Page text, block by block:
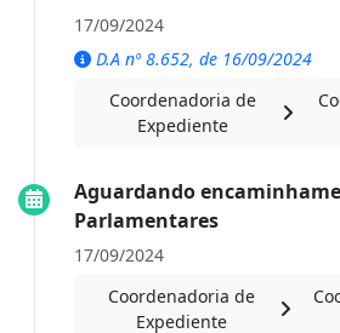
17/09/2024
D.A nº 8.652, de 16/09/2024
Coordenadoria de
Expediente
Aguardando
Parlamentares
17/09/2024
Coordenadoria de
Expediente